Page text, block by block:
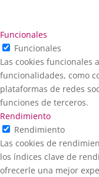
Funcionales
Funcionales
Las cookies funcionales
funcionalidades, como
plataformas de redes
funciones de terceros.
Rendimiento
Rendimiento
Las cookies de
los índices clave de
ofrecerle una mejor